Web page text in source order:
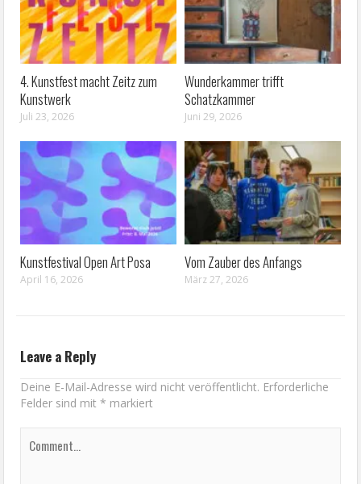
4. Kunstfest macht Zeitz zum
Kunstwerk
Juli 23, 2026
Wunderkammer trifft
Schatzkammer
Juni 29, 2026
Kunstfestival Open Art Posa
April 16, 2026
Vom Zauber des Anfangs
März 27, 2026
Leave a Reply
Deine E-Mail-Adresse wird nicht veröffentlicht. Erforderliche
Felder sind mit* markiert